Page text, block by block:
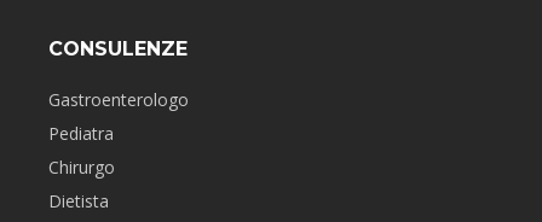
CONSULENZE
Gastroenterologo
Pediatra
Chirurgo
Dietista